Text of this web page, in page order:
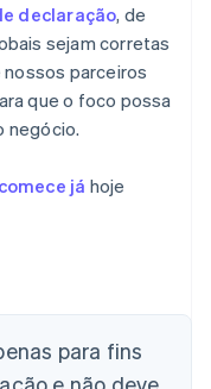
declaração, de
sejam corretas
nossos parceiros
que o foco possa
negócio.
comece já hoje
para fins